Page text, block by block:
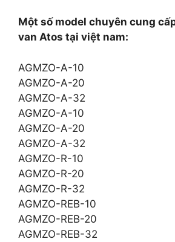
Một số model chuyên cung
van Atos tại việt nam:
AGMZO-A-10
AGMZO-A-20
AGMZO-A-32
AGMZO-A-10
AGMZO-A-20
AGMZO-A-32
AGMZO-R-10
AGMZO-R-20
AGMZO-R-32
AGMZO-REB-10
AGMZO-REB-20
AGMZO-REB-32